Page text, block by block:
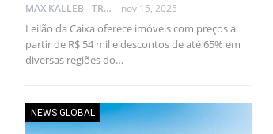
MAX KALLEB - TRADER nov 15, 2025
Leilão da Caixa oferece imóveis com preços a
partir de R$ 54 mil e descontos de até 65% em
diversas regiões do…
NEWS GLOBAL